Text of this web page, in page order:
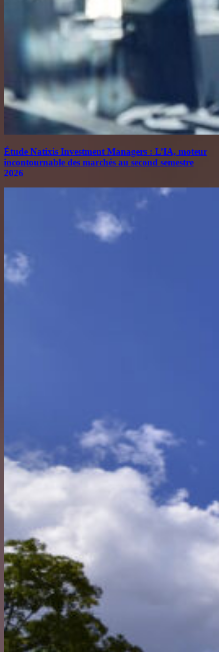
Étude Natixis Investment Managers : L’IA, moteur
incontournable des marchés au second semestre
2026